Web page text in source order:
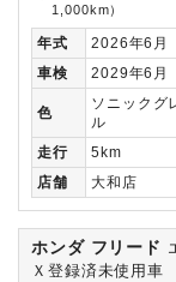
1,000km）
年式
2026年6月
車検
2029年6月
色
ソニックグ
ル
走行
5km
店舗
大和店
ホンダ フリード
Ｘ登録済未使用車